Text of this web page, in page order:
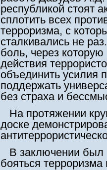
республикой стоят
сплотить всех
терроризма, с
сталкивались не
боль, через
действия
объединить усилия
поддержать
без страха и
На протяжении
доске
В заключении был
бояться